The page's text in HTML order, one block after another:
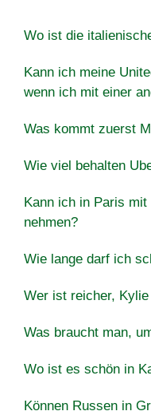
Wo ist die
Kann ich meine
wenn ich mit einer
Was kommt zuerst
Wie viel behalten
Kann ich in Paris
nehmen?
Wie lange darf ich
Wer ist reicher,
Was braucht man,
Wo ist es schön in
Können Russen in